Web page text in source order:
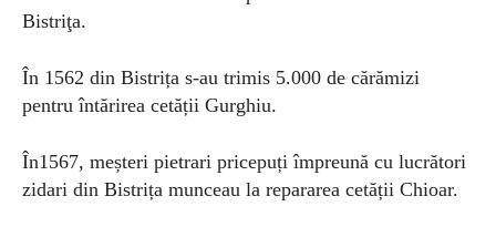
Bistriţa.
În 1562 din Bistrița s-au trimis 5.000 de cărămizi
pentru întărirea cetății Gurghiu.
În1567, meșteri pietrari pricepuți împreună cu lucrători
zidari din Bistrița munceau la repararea cetății Chioar.